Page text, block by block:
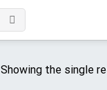
Showing the single